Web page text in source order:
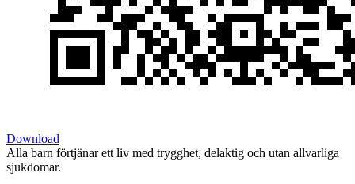
Download
Alla barn förtjänar ett liv med trygghet, delaktig och utan allvarliga
sjukdomar.